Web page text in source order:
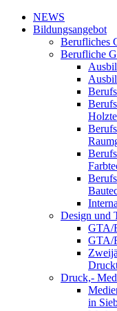
NEWS
Bildungsangebot
Berufliches
Berufliche
Design und
GTA/
GTA/
Druck,-
in